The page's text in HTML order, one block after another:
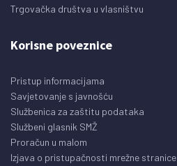
Trgovačka društva u vlasništvu
Korisne poveznice
Pristup informacijama
Savjetovanje s javnošću
Službenica za zaštitu podataka
Službeni glasnik SMŽ
Proračun u malom
Izjava o pristupačnosti mrežne stranice